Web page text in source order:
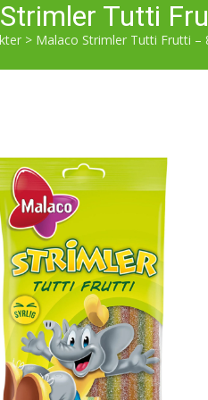
Tutti
> Malaco Strimler Tutti Frutti –